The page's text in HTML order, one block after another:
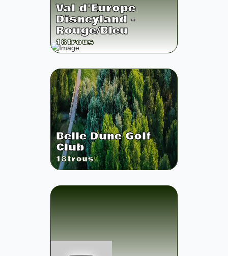
Val d'Europe
Disneyland -
Rouge/Bleu
18trous
Belle Dune Golf
Club
18trous